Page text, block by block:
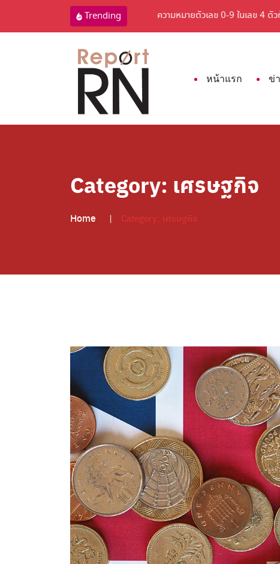
Trending ความหมายตัวเลข 0-9 ในเลข 4 ตัวท้าย
หน้าแรก ข่
Category: เศรษฐกิจ
Home Category: เศรษฐกิจ